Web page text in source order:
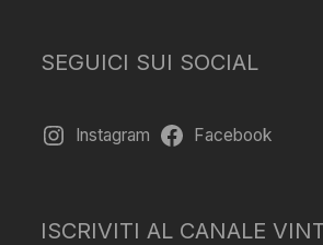
SEGUICI SUI SOCIAL
Instagram Facebook
ISCRIVITI AL CANALE